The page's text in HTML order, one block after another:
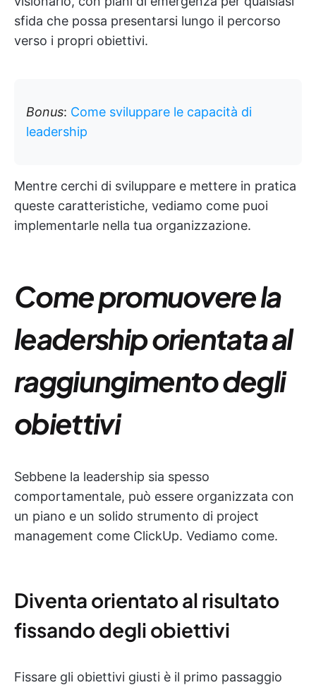
sfida che possa presentarsi lungo il percorso
verso i propri obiettivi.
Bonus: Come sviluppare le capacità di
leadership
Mentre cerchi di sviluppare e mettere in pratica
queste caratteristiche, vediamo come puoi
implementarle nella tua organizzazione.
Come promuovere la
leadership orientata al
raggiungimento degli
obiettivi
Sebbene la leadership sia spesso
comportamentale, può essere organizzata con
un piano e un solido strumento di project
management come ClickUp. Vediamo come.
Diventa orientato al risultato
fissando degli obiettivi
Fissare gli obiettivi giusti è il primo passaggio